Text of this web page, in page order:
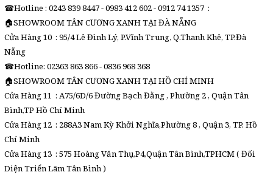
☎Hotline : 0243 839 8447 - 0983 412 602 - 0912 74 1357 :
🏠SHOWROOM TÂN CƯƠNG XANH TẠI ĐÀ NẴNG
Cửa Hàng 10 : 95/4 Lê Đình Lý, P.Vĩnh Trung, Q.Thanh Khê, TP.Đà
Nẵng
☎Hotline: 02363 863 866 - 0836 968 368
🏠SHOWROOM TÂN CƯƠNG XANH TẠI HỒ CHÍ MINH
Cửa Hàng 11 : A75/6D/6 Đường Bạch Đằng , Phường 2 , Quận Tân
Bình,TP Hồ Chí Minh
Cửa Hàng 12 : 288A3 Nam Kỳ Khởi Nghĩa,Phường 8 , Quận 3, TP. Hồ
Chí Minh
Cửa Hàng 13 : 575 Hoàng Văn Thụ,P4,Quận Tân Bình,TPHCM ( Đối
Diện Triển Lãm Tân Bình )